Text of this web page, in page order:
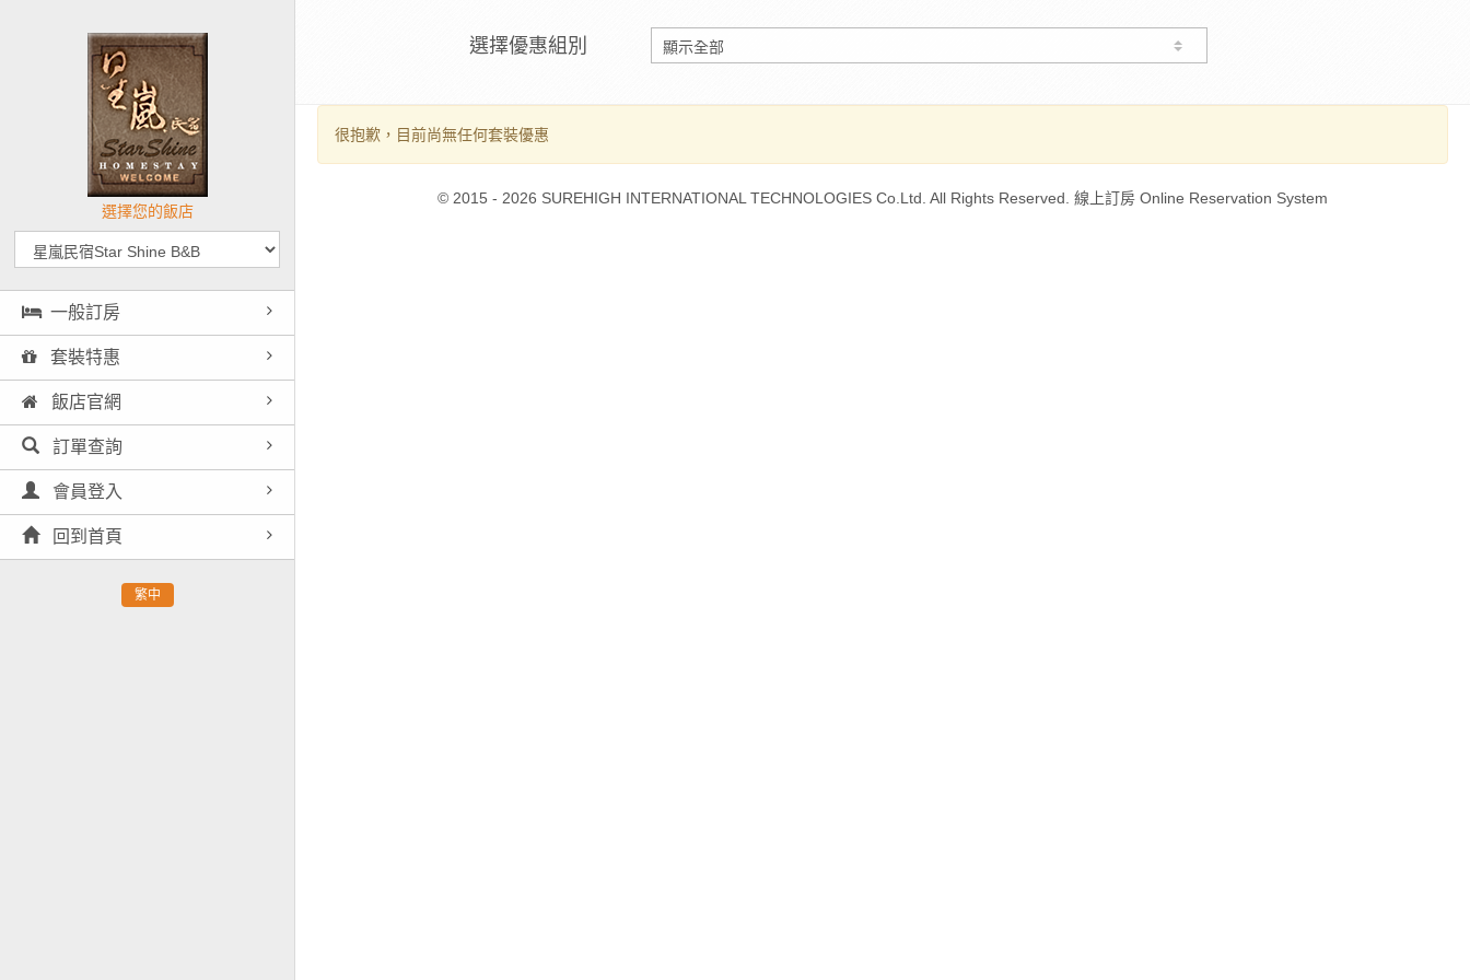
選擇您的飯店
一般訂房
套裝特惠
飯店官網
訂單查詢
會員登入
回到首頁
繁中
選擇優惠組別
很抱歉，目前尚無任何套裝優惠
© 2015 - 2026 SUREHIGH INTERNATIONAL TECHNOLOGIES Co.Ltd. All Rights Reserved. 線上訂房 Online Reservation System